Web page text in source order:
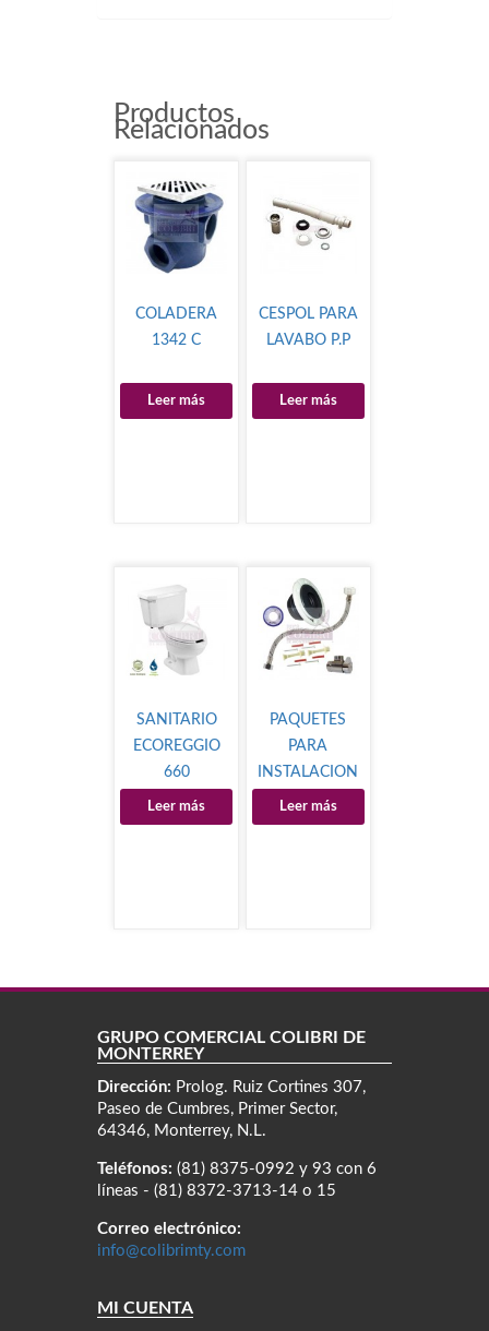
Productos
Relacionados
COLADERA
1342 C
Leer más
CESPOL PARA
LAVABO P.P
Leer más
SANITARIO
ECOREGGIO
660
Leer más
PAQUETES
PARA
INSTALACION
DE SANITARIO
Leer más
GRUPO COMERCIAL COLIBRÍ DE
MONTERREY
Dirección: Prolog. Ruiz Cortines 307,
Paseo de Cumbres, Primer Sector,
64346, Monterrey, N.L.
Teléfonos: (81) 8375-0992 y 93 con 6
líneas - (81) 8372-3713-14 o 15
Correo electrónico:
info@colibrimty.com
MI CUENTA